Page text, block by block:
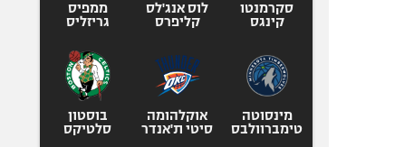
סקרמנטו
קינגס
לוס אנג'לס
קליפרס
ממפיס
גריזליס
מינסוטה
טימברוולבס
אוקלהומה
סיטי ת'אנדר
בוסטון
סלטיקס